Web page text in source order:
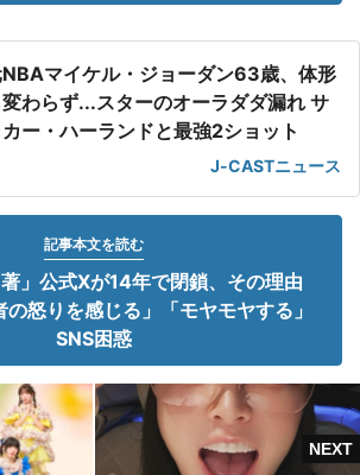
マイケル・ジョーダン63歳、体形
変わらず...スターのオーラダダ漏れ サ
カー・ハーランドと最強2ショット
J-CASTニュース
記事本文を読む
」公式Xが14年で閉鎖、その理由
怒りを感じる」「モヤモヤする」
SNS困惑